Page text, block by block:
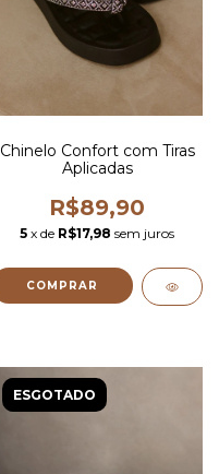
Chinelo Confort com Tiras
Aplicadas
R$89,90
5 x de R$17,98 sem juros
COMPRAR
ESGOTADO